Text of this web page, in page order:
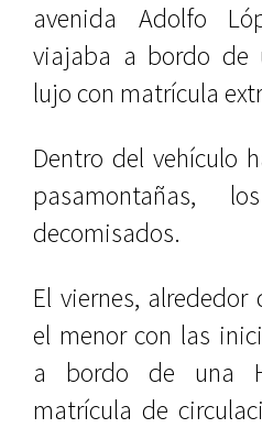
avenida Adolfo
viajaba a bordo de
lujo con matrícula
Dentro del vehículo
pasamontañas,
decomisados.
El viernes,
el menor con las
a bordo de una
matrícula de